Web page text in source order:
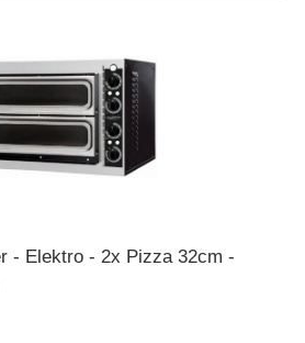
- Elektro - 2x Pizza 32cm -